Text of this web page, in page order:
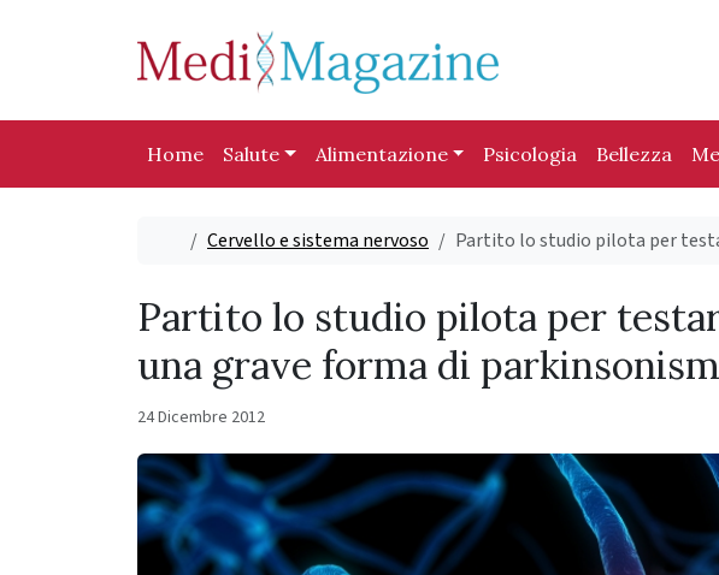
Home Salute Alimentazione Psicologia Bellezza
Home
Cervello e sistema nervoso Partito lo studio pilota per
Partito lo studio pilota per
una grave forma di
24 Dicembre 2012